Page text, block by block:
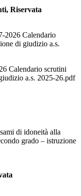
Riservata
2026 Calendario
di giudizio a.s.
Calendario scrutini
a.s. 2025-26.pdf
di idoneità alla
grado – istruzione